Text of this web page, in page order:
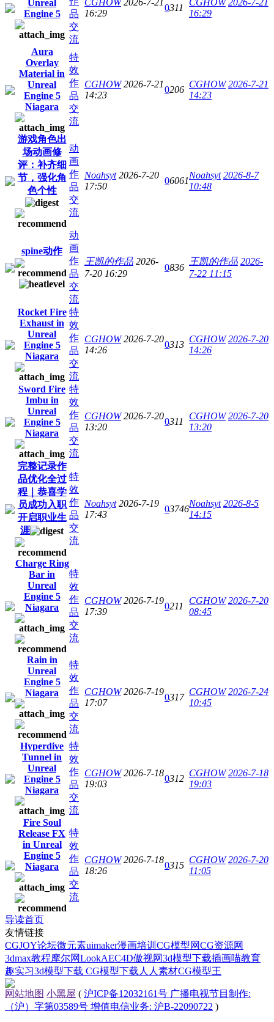
Unreal
Engine 5
品
交
流
16:29
0311
16:29
Aura
Overlay
Material in
Unreal
Engine 5
Niagara
特
效
作
品
交
流
CGHOW 2026-7-21
14:23
0206
CGHOW 2026-7-21
14:23
游戏角色出
场动画修
评：补齐细
节，强化角
色个性
动
画
作
品
交
流
Noahsyt 2026-7-20
17:50
06061
Noahsyt 2026-8-7
10:48
spine动作
动
画
作
品
交
流
王凯的作品 2026-
7-20 16:29
0836
王凯的作品 2026-
7-22 11:15
Rocket Fire
Exhaust in
Unreal
Engine 5
Niagara
特
效
作
品
交
流
CGHOW 2026-7-20
14:26
0313
CGHOW 2026-7-20
14:26
Sword Fire
Imbu in
Unreal
Engine 5
Niagara
特
效
作
品
交
流
CGHOW 2026-7-20
13:20
0311
CGHOW 2026-7-20
13:20
完整记录作
品优化全过
程｜恭喜学
员成功入职
开启职业生
涯
特
效
作
品
交
流
Noahsyt 2026-7-19
17:43
03746
Noahsyt 2026-8-5
14:15
Charge Ring
Bar in
Unreal
Engine 5
Niagara
特
效
作
品
交
流
CGHOW 2026-7-19
17:39
0211
CGHOW 2026-7-20
08:45
Rain in
Unreal
Engine 5
Niagara
特
效
作
品
交
流
CGHOW 2026-7-19
17:07
0317
CGHOW 2026-7-24
10:45
Hyperdive
Tunnel in
Unreal
Engine 5
Niagara
特
效
作
品
交
流
CGHOW 2026-7-18
19:03
0312
CGHOW 2026-7-18
19:03
Fire Soul
Release FX
in Unreal
Engine 5
Niagara
特
效
作
品
交
流
CGHOW 2026-7-18
18:26
0315
CGHOW 2026-7-20
11:05
导读首页
友情链接
CGJOY论坛微元素uimaker漫画培训 CG模型网CG资源网
3dmax教程摩尔网LookAEC4D傲视网3d模型下载插画喵教育
趣实习3d模型下载 CG模型下载 人人素材CG模型王
网站地图 小黑屋 ( 沪ICP备12032161号 广播电视节目制作:
（沪）字第03589号 增值电信业务: 沪B-22090722 )